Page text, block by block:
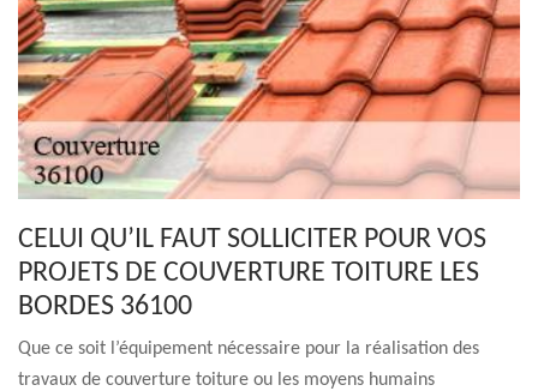
CELUI QU’IL FAUT SOLLICITER POUR VOS
PROJETS DE COUVERTURE TOITURE LES
BORDES 36100
Que ce soit l’équipement nécessaire pour la réalisation des
travaux de couverture toiture ou les moyens humains